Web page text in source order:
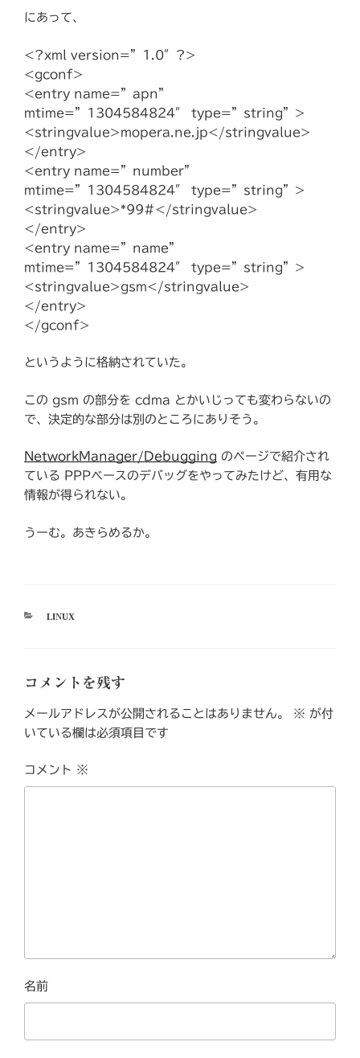
にあって、
<?xml version=”1.0″?>
<gconf>
<entry name=”apn”
mtime=”1304584824″ type=”string”>
<stringvalue>mopera.ne.jp</stringvalue>
</entry>
<entry name=”number”
mtime=”1304584824″ type=”string”>
<stringvalue>*99#</stringvalue>
</entry>
<entry name=”name”
mtime=”1304584824″ type=”string”>
<stringvalue>gsm</stringvalue>
</entry>
</gconf>
というように格納されていた。
この gsm の部分を cdma とかいじっても変わらないの
で、決定的な部分は別のところにありそう。
NetworkManager/Debugging のページで紹介され
ている PPPベースのデバッグをやってみたけど、有用な
情報が得られない。
うーむ。あきらめるか。
カ
LINUX
コメントを残す
メールアドレスが公開されることはありません。 ※ が付
いている欄は必須項目です
コメント ※
名前